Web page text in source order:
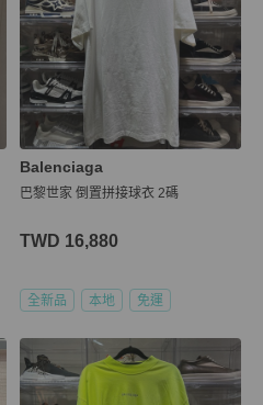
Balenciaga
巴黎世家 倒置拼接球衣 2碼
TWD 16,880
全新品 本地 免運